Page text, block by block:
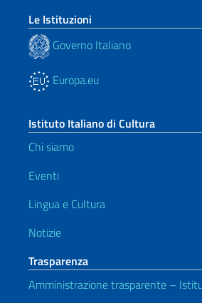
Le Istituzioni
Governo Italiano
Europa.eu
Istituto Italiano di Cultura
Chi siamo
Eventi
Lingua e Cultura
Notizie
Trasparenza
Amministrazione trasparente –